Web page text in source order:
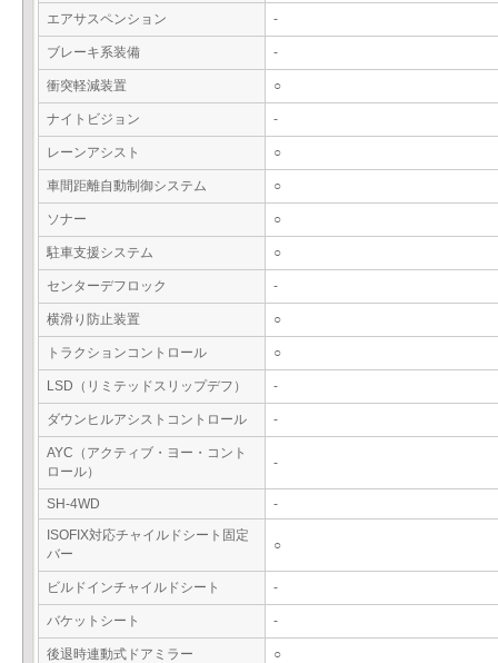
エアサスペンション -
ブレーキ系装備 -
衝突軽減装置 ○
ナイトビジョン -
レーンアシスト ○
車間距離自動制御システム ○
ソナー ○
駐車支援システム ○
センターデフロック -
横滑り防止装置 ○
トラクションコントロール ○
LSD（リミテッドスリップデフ） -
ダウンヒルアシストコントロール -
AYC（アクティブ・ヨー・コント
ロール）
-
SH-4WD
-
ISOFIX対応チャイルドシート固定
バー
○
ビルドインチャイルドシート -
バケットシート -
後退時連動式ドアミラー ○